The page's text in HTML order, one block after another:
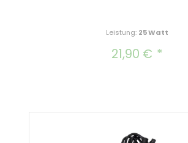
Leistung: 25 Watt
Regulärer Preis:
21,90 €